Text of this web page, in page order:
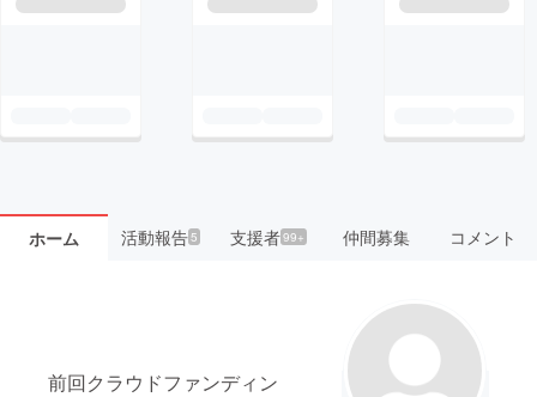
ホーム 活動報告5 支援者99+ 仲間募集 コメント
前回クラウドファンディン